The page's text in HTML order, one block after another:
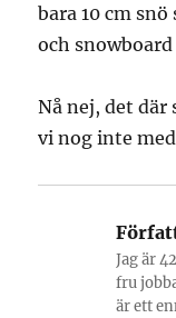
bara 10 cm
och snowboard
Nå nej, det där
vi nog inte
Jag är
fru
är ett